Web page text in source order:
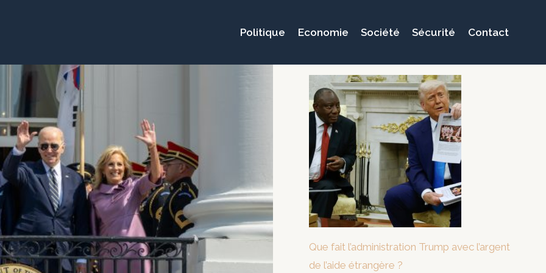
Politique Economie Société Sécurité Contact
Que fait l’administration Trump avec l’argent
de l’aide étrangère ?